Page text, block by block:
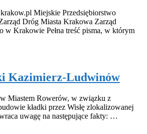
Miejskie Przedsiębiorstwo
Dróg Miasta Krakowa Zarząd
w Krakowie Pełna treść pisma, w którym
Kazimierz-Ludwinów
Miastem Rowerów, w związku z
kładki przez Wisłę zlokalizowanej
uwagę na następujące fakty: …